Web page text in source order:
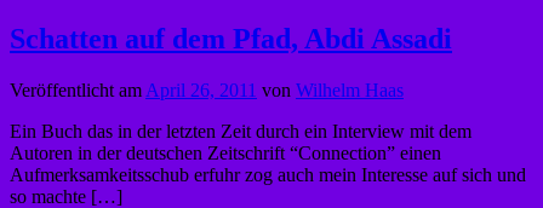
Schatten auf dem Pfad, Abdi Assadi
Veröffentlicht am April 26, 2011 von Wilhelm Haas
Ein Buch das in der letzten Zeit durch ein Interview mit dem
Autoren in der deutschen Zeitschrift “Connection” einen
Aufmerksamkeitsschub erfuhr zog auch mein Interesse auf sich und
so machte […]